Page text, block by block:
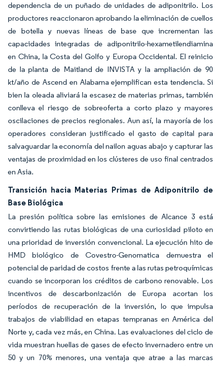
dependencia de un puñado de unidades de adiponitrilo. Los
productores reaccionaron aprobando la eliminación de cuellos
de botella y nuevas líneas de base que incrementan las
capacidades integradas de adiponitrilo-hexametilendiamina
en China, la Costa del Golfo y Europa Occidental. El reinicio
de la planta de Maitland de INVISTA y la ampliación de 90
kt/año de Ascend en Alabama ejemplifican esta tendencia. Si
bien la oleada aliviará la escasez de materias primas, también
conlleva el riesgo de sobreoferta a corto plazo y mayores
oscilaciones de precios regionales. Aun así, la mayoría de los
operadores consideran justificado el gasto de capital para
salvaguardar la economía del nailon aguas abajo y capturar las
ventajas de proximidad en los clústeres de uso final centrados
en Asia.
Transición hacia Materias Primas de Adiponitrilo de
Base Biológica
La presión política sobre las emisiones de Alcance 3 está
convirtiendo las rutas biológicas de una curiosidad piloto en
una prioridad de inversión convencional. La ejecución hito de
HMD biológico de Covestro-Genomatica demuestra el
potencial de paridad de costos frente a las rutas petroquímicas
cuando se incorporan los créditos de carbono renovable. Los
incentivos de descarbonización de Europa acortan los
períodos de recuperación de la inversión, lo que impulsa
trabajos de viabilidad en etapas tempranas en América del
Norte y, cada vez más, en China. Las evaluaciones del ciclo de
vida muestran huellas de gases de efecto invernadero entre un
50 y un 70% menores, una ventaja que atrae a las marcas